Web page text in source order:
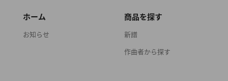
ホーム
お知らせ
商品を探す
新譜
作曲者から探す